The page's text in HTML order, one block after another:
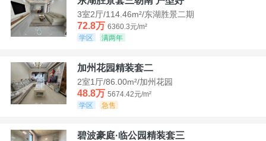
3室2厅/114.46m²/东湖胜景二期
72.8万 6360.3元/m²
学区
满两年
加州花园精装套二
2室1厅/86.00m²/加州花园
48.8万 5674.42元/m²
学区
急售
碧波豪庭·临公园精装套三